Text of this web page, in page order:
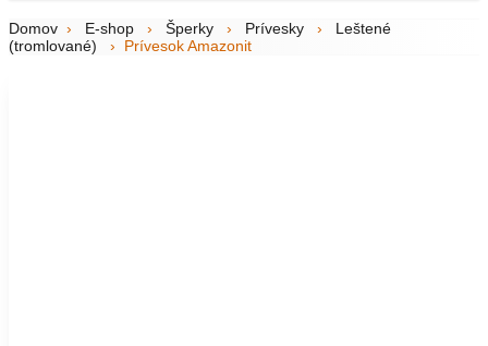
Domov › E-shop › Šperky › Prívesky ›
Leštené
(tromlované)
› Prívesok Amazonit